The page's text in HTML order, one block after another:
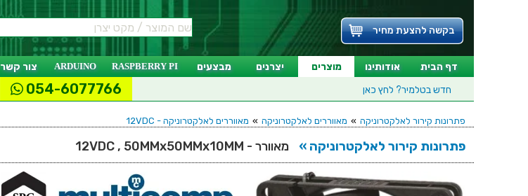
בקשה להצעת מחיר
דף הבית אודותינו מוצרים יצרנים מבצעים RASPBERRY PI
ARDUINO צור קשר
חדש בטלמיר? לחץ כאן 054-6077766
פתרונות קירור לאלקטרוניקה » מאווררים לאלקטרוניקה » מאווררים לאלקטרוניקה - 12VDC
פתרונות קירור לאלקטרוניקה » מאוורר - 12VDC , 50MMx50MMx10MM